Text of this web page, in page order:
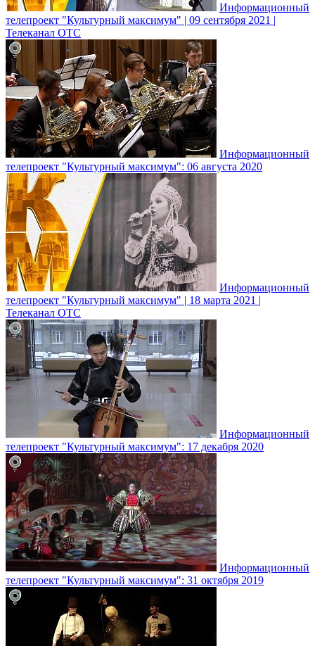
Информационный
телепроект "Культурный максимум" | 09 сентября 2021 |
Телеканал ОТС
Информационный
телепроект "Культурный максимум": 06 августа 2020
Информационный
телепроект "Культурный максимум" | 18 марта 2021 |
Телеканал ОТС
Информационный
телепроект "Культурный максимум": 17 декабря 2020
Информационный
телепроект "Культурный максимум": 31 октября 2019